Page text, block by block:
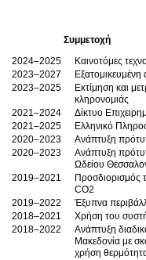
Συμμετοχή
2024–2025
Καινοτόμες
2023–2027
2023–2025
Εκτίμηση και
κληρονομιάς
2021–2024
Δίκτυο
2021–2025
Ελληνικό
2020–2023
Ανάπτυξη
2020–2023
Ανάπτυξη
Ωδείου
2019–2021
Προσδιορισμός
CO2
2019–2022
Έξυπνα
2018–2021
2018–2022
Ανάπτυξη
Μακεδονία με
χρήση